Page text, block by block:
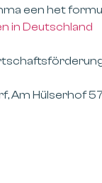
een het
in Deutschland
Am Hülserhof